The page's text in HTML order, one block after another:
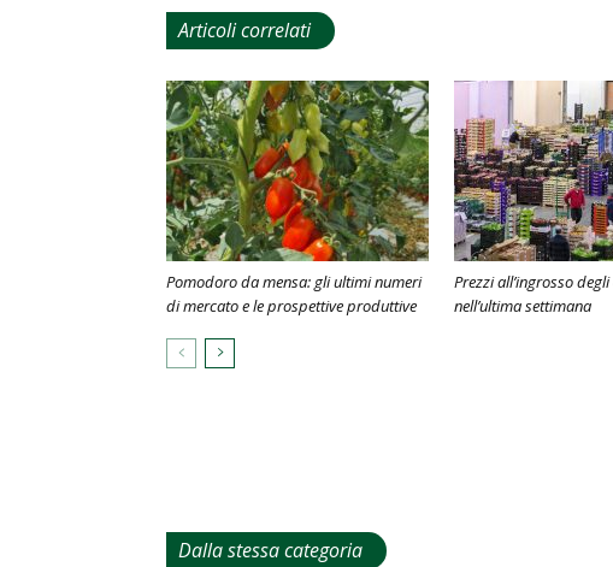
Articoli correlati
Pomodoro da mensa: gli ultimi numeri
di mercato e le prospettive produttive
Prezzi all’ingrosso
nell’ultima settimana
Dalla stessa categoria